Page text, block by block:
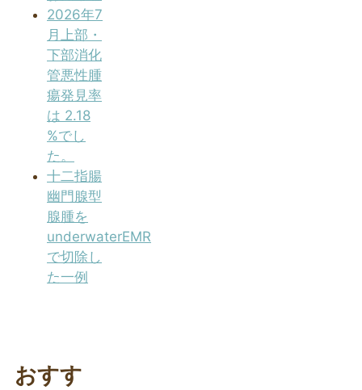
2026年7
月上部・
下部消化
管悪性腫
瘍発見率
は 2.18
%でし
た。
十二指腸
幽門腺型
腺腫を
underwaterEMR
で切除し
た一例
おすす